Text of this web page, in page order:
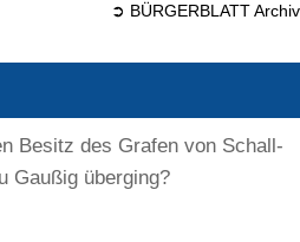
➲ BÜRGERBLATT Archiv
Besitz des Grafen von Schall-
Gaußig überging?